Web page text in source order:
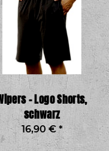
– Logo Shorts,
schwarz
16,90 € *